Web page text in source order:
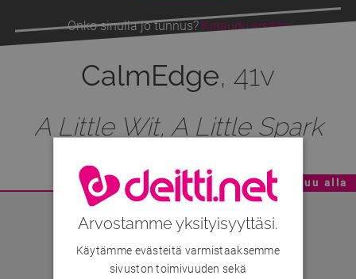
Onko sinulla jo tunnus? Kirjaudu sisään
CalmEdge, 41v
A Little Wit, A Little Spark
Mainoskatko - Sisältö jatkuu alla
Arvostamme yksityisyyttäsi.
Käytämme evästeitä varmistaaksemme
sivuston toimivuuden sekä